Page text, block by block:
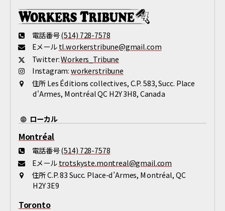
電話番号(514) 728-7578
Eメール tl.workerstribune@gmail.com
Twitter:Workers_Tribune
Instagram:workerstribune
住所Les Éditions collectives, C.P. 583, Succ. Place
d'Armes, Montréal QC H2Y 3H8, Canada
ローカル
Montréal
電話番号(514) 728-7578
Eメール trotskyste.montreal@gmail.com
住所C.P. 83 Succ. Place-d’Armes, Montréal, QC
H2Y 3E9
Toronto